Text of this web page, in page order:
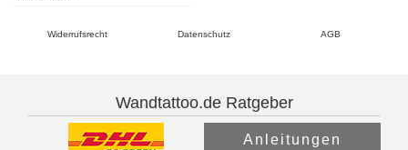
Widerrufsrecht Datenschutz AGB
Wandtattoo.de Ratgeber
Anleitungen